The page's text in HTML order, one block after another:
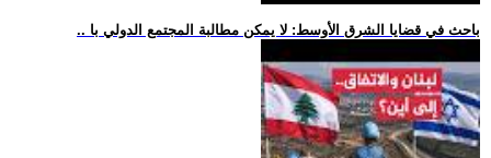
.. باحث في قضايا الشرق الأوسط: لا يمكن مطالبة المجتمع الدولي با